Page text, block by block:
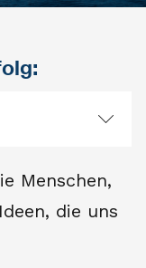
Menschen,
die uns